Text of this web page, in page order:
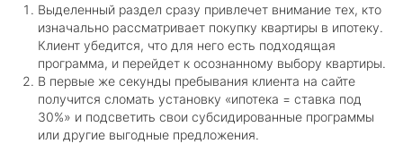
Выделенный раздел сразу привлечет внимание тех, кто
изначально рассматривает покупку квартиры в ипотеку.
Клиент убедится, что для него есть подходящая
программа, и перейдет к осознанному выбору квартиры.
В первые же секунды пребывания клиента на сайте
получится сломать установку «ипотека = ставка под
30%» и подсветить свои субсидированные программы
или другие выгодные предложения.